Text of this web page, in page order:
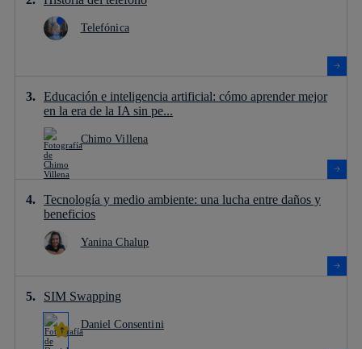
Telefónica
Educación e inteligencia artificial: cómo aprender mejor
en la era de la IA sin pe...
Chimo Villena
Tecnología y medio ambiente: una lucha entre daños y
beneficios
Yanina Chalup
SIM Swapping
Daniel Consentini